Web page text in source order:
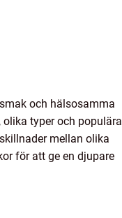
och hälsosamma
typer och populära
mellan olika
för att ge en djupare